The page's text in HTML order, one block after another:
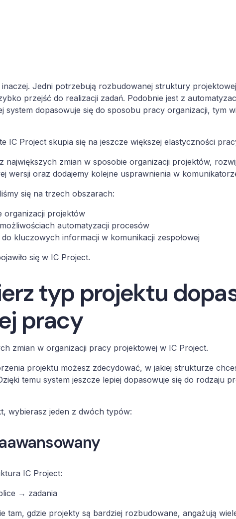
inaczej. Jedni potrzebują rozbudowanej struktury
przejść do realizacji zadań. Podobnie jest z
system dopasowuje się do sposobu pracy organizacji, tym
IC Project skupia się na jeszcze większej elastyczności
największych zmian w sposobie organizacji projektów,
wersji oraz dodajemy kolejne usprawnienia w
się na trzech obszarach:
organizacji projektów
automatyzacji procesów
kluczowych informacji w komunikacji zespołowej
się w IC Project.
typ projektu
pracy
zmian w organizacji pracy projektowej w IC Project.
projektu możesz zdecydować, w jakiej strukturze
temu system jeszcze lepiej dopasowuje się do rodzaju
wybierasz jeden z dwóch typów:
IC Project:
→ zadania
tam, gdzie projekty są bardziej rozbudowane, angażują